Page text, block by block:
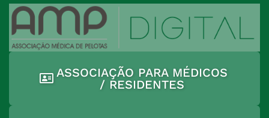
ASSOCIAÇÃO PARA MÉDICOS
/ RESIDENTES